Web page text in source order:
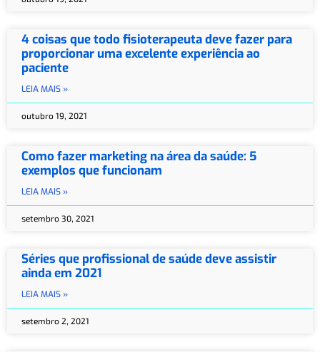
4 coisas que todo fisioterapeuta deve fazer para
proporcionar uma excelente experiência ao
paciente
LEIA MAIS »
outubro 19, 2021
Como fazer marketing na área da saúde: 5
exemplos que funcionam
LEIA MAIS »
setembro 30, 2021
Séries que profissional de saúde deve assistir
ainda em 2021
LEIA MAIS »
setembro 2, 2021